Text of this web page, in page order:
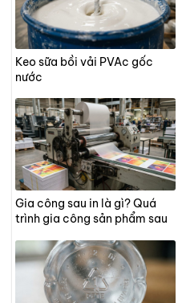
Keo sữa bồi vải PVAc gốc
nước
Gia công sau in là gì? Quá
trình gia công sản phẩm sau